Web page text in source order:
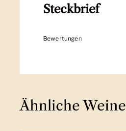
Steckbrief
Bewertungen
Ähnliche Weine